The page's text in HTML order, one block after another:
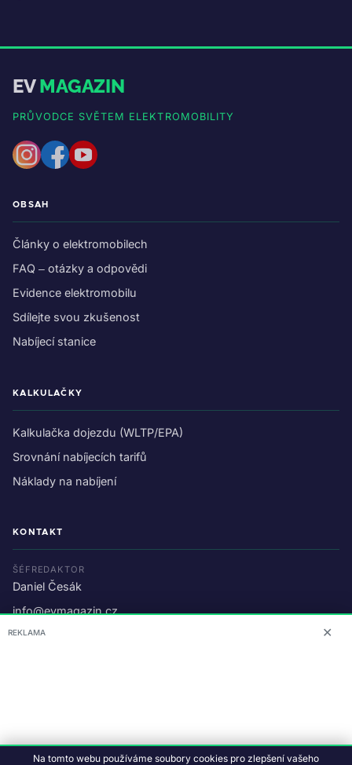
EVMAGAZIN
PRŮVODCE SVĚTEM ELEKTROMOBILITY
OBSAH
Články o elektromobilech
FAQ – otázky a odpovědi
Evidence elektromobilu
Sdílejte svou zkušenost
Nabíjecí stanice
KALKULAČKY
Kalkulačka dojezdu (WLTP/EPA)
Srovnání nabíjecích tarifů
Náklady na nabíjení
KONTAKT
ŠÉFREDAKTOR
Daniel Česák
info@evmagazin.cz
O nás
© 2026 EV Magazin.Podmínky a ochrana dat.
REKLAMA ✕
Na tomto webu používáme soubory cookies pro zlepšení vašeho